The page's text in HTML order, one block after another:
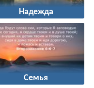
Надежда
Семья